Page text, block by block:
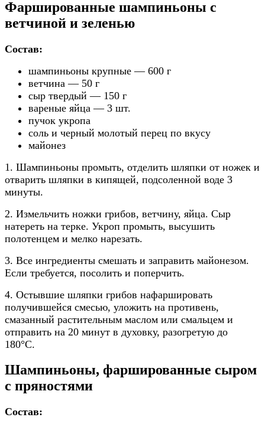
Фаршированные шампиньоны с
ветчиной и зеленью
Состав:
шампиньоны крупные — 600 г
ветчина — 50 г
сыр твердый — 150 г
вареные яйца — 3 шт.
пучок укропа
соль и черный молотый перец по вкусу
майонез
1. Шампиньоны промыть, отделить шляпки от ножек и
отварить шляпки в кипящей, подсоленной воде 3
минуты.
2. Измельчить ножки грибов, ветчину, яйца. Сыр
натереть на терке. Укроп промыть, высушить
полотенцем и мелко нарезать.
3. Все ингредиенты смешать и заправить майонезом.
Если требуется, посолить и поперчить.
4. Остывшие шляпки грибов нафаршировать
получившейся смесью, уложить на противень,
смазанный растительным маслом или смальцем и
отправить на 20 минут в духовку, разогретую до
180°C.
Шампиньоны, фаршированные сыром
с пряностями
Состав: